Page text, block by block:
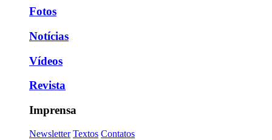
Fotos
Notícias
Vídeos
Revista
Imprensa
Newsletter Textos Contatos